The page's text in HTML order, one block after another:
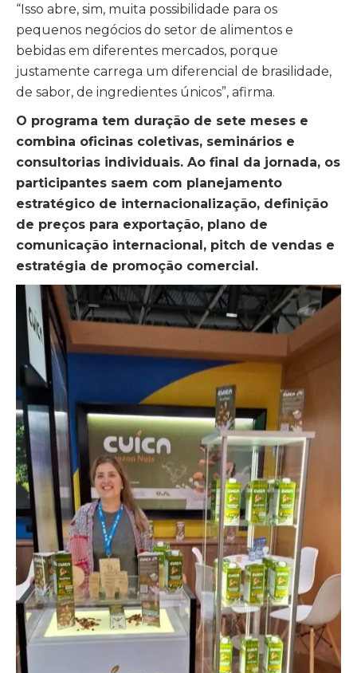
“Isso abre, sim, muita possibilidade para os
pequenos negócios do setor de alimentos e
bebidas em diferentes mercados, porque
justamente carrega um diferencial de brasilidade,
de sabor, de ingredientes únicos”, afirma.
O programa tem duração de sete meses e
combina oficinas coletivas, seminários e
consultorias individuais. Ao final da jornada, os
participantes saem com planejamento
estratégico de internacionalização, definição
de preços para exportação, plano de
comunicação internacional, pitch de vendas e
estratégia de promoção comercial.